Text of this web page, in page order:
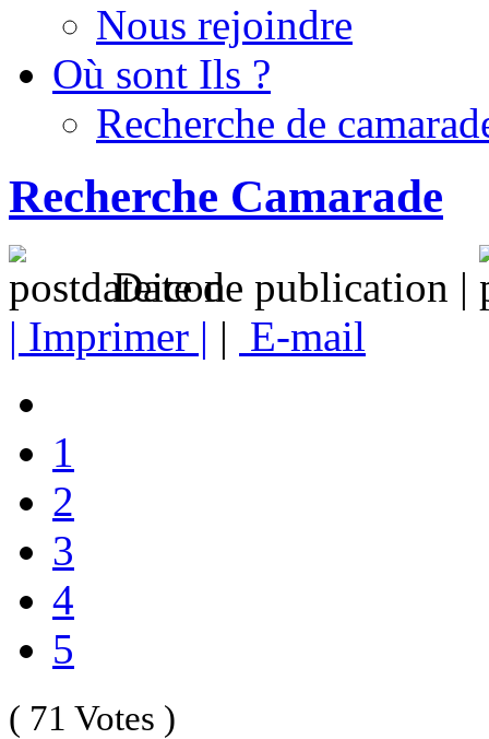
Nous rejoindre
Où sont Ils ?
Recherche de
Recherche Camarade
Date de publication |
| Imprimer | | E-mail
1
2
3
4
5
( 71 Votes )